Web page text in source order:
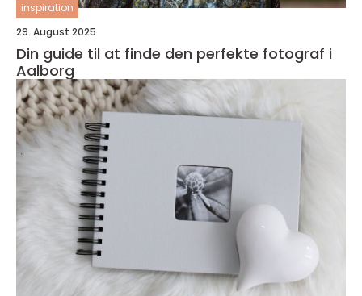
inspiration
29. August 2025
Din guide til at finde den perfekte fotograf i
Aalborg